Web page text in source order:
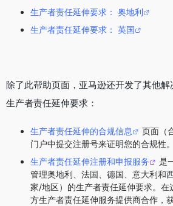
生产者责任延伸要求： 奥地利
生产者责任延伸要求： 英国
除了此帮助页面，亚马逊还开发了其他
生产者责任延伸要求：
生产者责任延伸的合规信息
页面（
门户中提交注册号来证明您的合规性。
生产者责任延伸注册和申报服务
是
管理奥地利、法国、德国、意大利和
家/地区）的生产者责任延伸要求。在
方生产者责任延伸服务提供商合作，